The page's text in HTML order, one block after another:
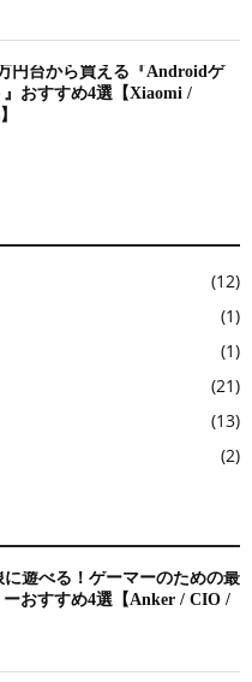
円台から買える『Androidゲ
おすすめ4選【Xiaomi /
(12)
(1)
(1)
(21)
(13)
(2)
遊べる！ゲーマーのための最
おすすめ4選【Anker / CIO /